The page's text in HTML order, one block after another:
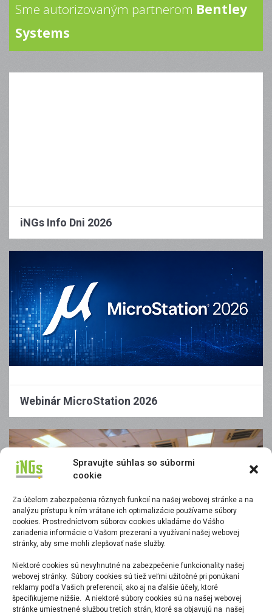
Spravujte súhlas so súbormi
cookie
Za účelom zabezpečenia rôznych funkcií na našej webovej stránke a na
analýzu prístupu k ním vrátane ich optimalizácie používame súbory
cookies. Prostredníctvom súborov cookies ukladáme do Vášho
zariadenia informácie o Vašom prezeraní a využívaní našej webovej
stránky, aby sme mohli zlepšovať naše služby.
Niektoré cookies sú nevyhnutné na zabezpečenie funkcionality našej
webovej stránky. Súbory cookies sú tiež veľmi užitočné pri ponúkaní
reklamy podľa Vašich preferencií, ako aj na ďalšie účely, ktoré
špecifikujeme nižšie. A niektoré súbory cookies sú na našej webovej
stránke umiestnené službou tretích strán, ktoré sa objavujú na našej
Sme autorizovaným partnerom Bentley
Systems
iNGs Info Dni 2026
Webinár MicroStation 2026
iNGs Info Dni 2025